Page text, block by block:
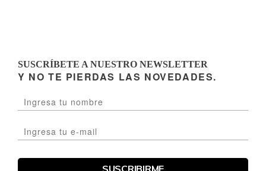
SUSCRÍBETE A NUESTRO NEWSLETTER
Y NO TE PIERDAS LAS NOVEDADES.